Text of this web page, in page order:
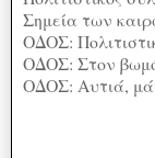
Σημεία των
ΟΔΟΣ:
ΟΔΟΣ: Στον βωμό
ΟΔΟΣ: Αυτιά,